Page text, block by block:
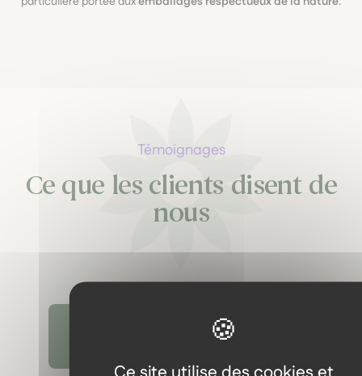
Témoignages
Ce que les clients disent de
nous
Découvrir tous les témoignages